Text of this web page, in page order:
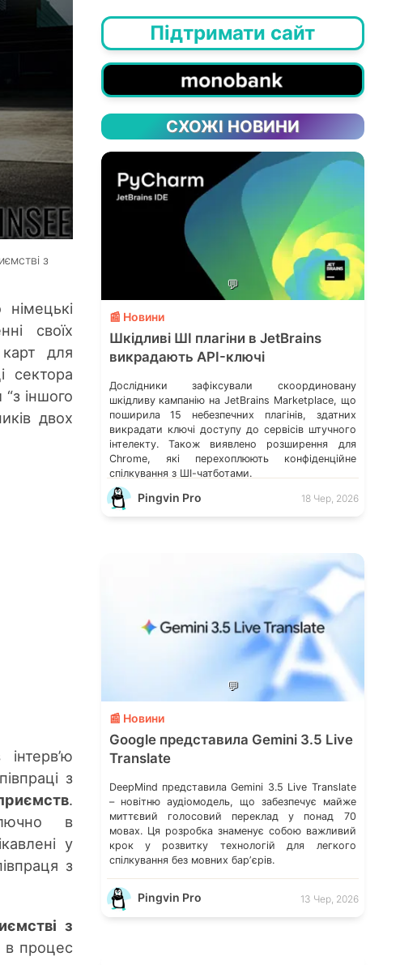
з
своїх
для
сектора
іншого
двох
з
.
в
у
з
з
в процес
Підтримати сайт
СХОЖІ НОВИНИ
💬
📰 Новини
Шкідливі ШІ плагіни в JetBrains
викрадають API-ключі
Дослідники зафіксували скоординовану
шкідливу кампанію на JetBrains Marketplace, що
поширила 15 небезпечних плагінів, здатних
викрадати ключі доступу до сервісів штучного
інтелекту. Також виявлено розширення для
Chrome, які перехоплюють конфіденційне
спілкування з ШІ-чатботами.
Pingvin Pro 18 Чер, 2026
💬
📰 Новини
Google представила Gemini 3.5 Live
Translate
DeepMind представила Gemini 3.5 Live Translate
– новітню аудіомодель, що забезпечує майже
миттєвий голосовий переклад у понад 70
мовах. Ця розробка знаменує собою важливий
крок у розвитку технологій для легкого
спілкування без мовних барʼєрів.
Pingvin Pro 13 Чер, 2026